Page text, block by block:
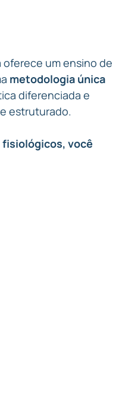
oferece um ensino de
metodologia única
diferenciada e
estruturado.
fisiológicos, você